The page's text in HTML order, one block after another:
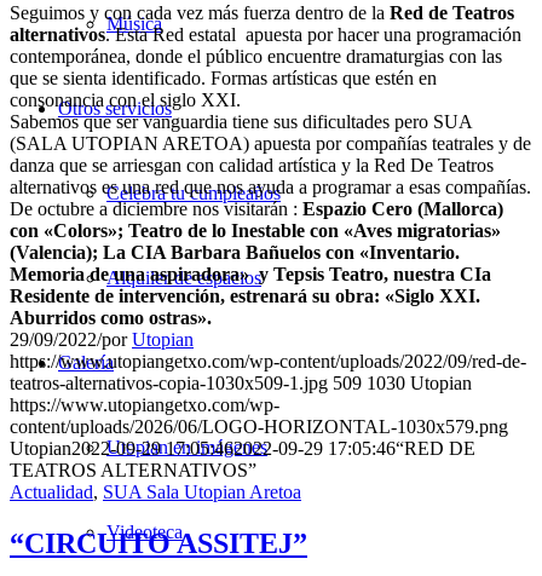
Música
Otros servicios
Celebra tu cumpleaños
Alquiler de espacios
Galería
Utopian en imágenes
Videoteca
Seguimos y con cada vez más fuerza dentro de la Red de Teatros
alternativos. Esta Red estatal apuesta por hacer una programación
contemporánea, donde el público encuentre dramaturgias con las
que se sienta identificado. Formas artísticas que estén en
consonancia con el siglo XXI.
Sabemos que ser vanguardia tiene sus dificultades pero SUA
(SALA UTOPIAN ARETOA) apuesta por compañías teatrales y de
danza que se arriesgan con calidad artística y la Red De Teatros
alternativos es una red que nos ayuda a programar a esas compañías.
De octubre a diciembre nos visitarán : Espazio Cero (Mallorca)
con «Colors»; Teatro de lo Inestable con «Aves migratorias»
(Valencia); La CIA Barbara Bañuelos con «Inventario.
Memoria de una aspiradora» y Tepsis Teatro, nuestra CIa
Residente de intervención, estrenará su obra: «Siglo XXI.
Aburridos como ostras».
29/09/2022/porUtopian
https://www.utopiangetxo.com/wp-content/uploads/2022/09/red-de-
teatros-alternativos-copia-1030x509-1.jpg 509 1030 Utopian
https://www.utopiangetxo.com/wp-
content/uploads/2026/06/LOGO-HORIZONTAL-1030x579.png
Utopian2022-09-29 17:05:462022-09-29 17:05:46“RED DE
TEATROS ALTERNATIVOS”
Actualidad, SUA Sala Utopian Aretoa
“CIRCUITO ASSITEJ”